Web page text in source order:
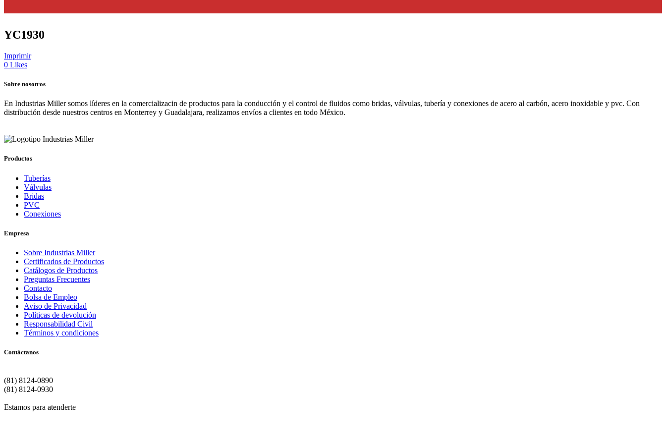
YC1930
Imprimir
0 Likes
Sobre nosotros
En Industrias Miller somos líderes en la comercializacin de productos para la conducción y el control de fluidos como bridas, válvulas, tubería y conexiones de acero al carbón, acero inoxidable y pvc. Con
distribución desde nuestros centros en Monterrey y Guadalajara, realizamos envíos a clientes en todo México.
Productos
Tuberías
Válvulas
Bridas
PVC
Conexiones
Empresa
Sobre Industrias Miller
Certificados de Productos
Catálogos de Productos
Preguntas Frecuentes
Contacto
Bolsa de Empleo
Aviso de Privacidad
Políticas de devolución
Responsabilidad Civil
Términos y condiciones
Contáctanos
(81) 8124-0890
(81) 8124-0930
Estamos para atenderte